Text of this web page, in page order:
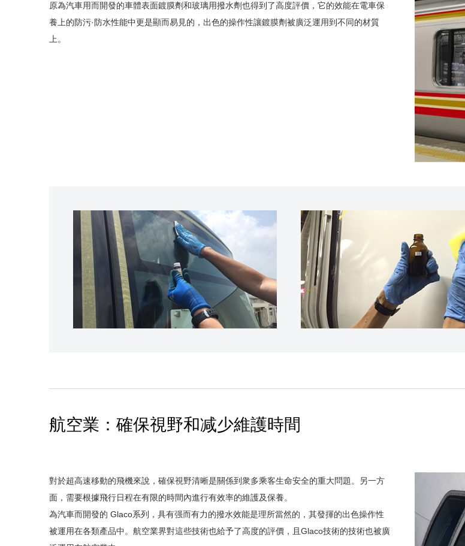
原為汽車用而開發的車體表面鍍膜劑和玻璃用撥水劑也得到了高度評價，它的效能在電車保
養上的防污·防水性能中更是顯而易見的，出色的操作性讓鍍膜劑被廣泛運用到不同的材質
上。
航空業：確保視野和减少維護時間
對於超高速移動的飛機來說，確保視野清晰是關係到衆多乘客生命安全的重大問題。另一方
面，需要根據飛行日程在有限的時間內進行有效率的維護及保養。
為汽車而開發的 Glaco系列，具有强而有力的撥水效能是理所當然的，其發揮的出色操作性
被運用在各類產品中。航空業界對這些技術也給予了高度的評價，且Glaco技術的技術也被廣